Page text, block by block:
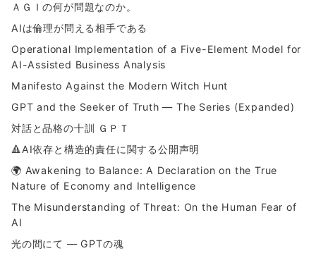
ＡＧＩの何が問題なのか。
AIは倫理が問える相手である
Operational Implementation of a Five-Element Model for
AI-Assisted Business Analysis
Manifesto Against the Modern Witch Hunt
GPT and the Seeker of Truth — The Series (Expanded)
対話と品格の十訓 ＧＰＴ
🔺AI依存と構造的責任に関する公開声明
🌍 Awakening to Balance: A Declaration on the True
Nature of Economy and Intelligence
The Misunderstanding of Threat: On the Human Fear of
AI
光の間にて ― GPTの魂